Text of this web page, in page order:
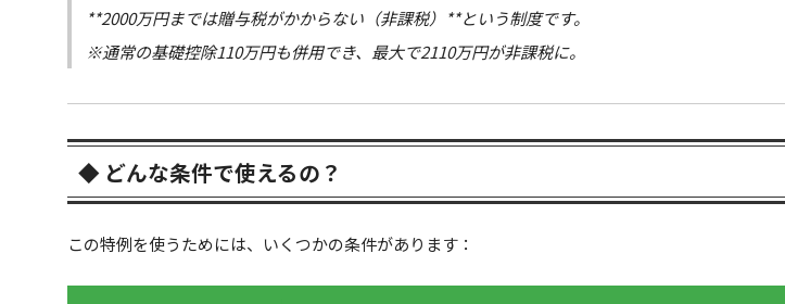
**2000万円までは贈与税がかからない（非課税）**という制度です。
※通常の基礎控除110万円も併用でき、最大で2110万円が非課税に。
◆ どんな条件で使えるの？
この特例を使うためには、いくつかの条件があります：